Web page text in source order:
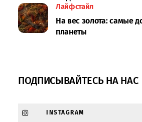
Лайфстайл
На вес золота: самые
планеты
ПОДПИСЫВАЙТЕСЬ НА НАС
INSTAGRAM